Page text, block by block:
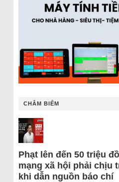
CHÂM BIẾM
Phạt lên đến 50 triệu
mạng xã hội phải chịu
khi dẫn nguồn báo chí